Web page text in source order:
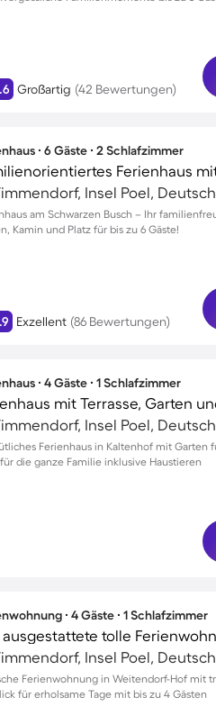
Großartig (42 Bewertungen)
∙ 6 Gäste ∙ 2 Schlafzimmer
Insel Poel,
am Schwarzen Busch – Ihr
Kamin und Platz für bis zu 6 Gäste!
Exzellent (86 Bewertungen)
∙ 4 Gäste ∙ 1 Schlafzimmer
Insel Poel,
Ferienhaus in Kaltenhof mit Garten
die ganze Familie inklusive Haustieren
∙ 4 Gäste ∙ 1 Schlafzimmer
Insel Poel,
Ferienwohnung in Weitendorf-Hof mit
für erholsame Tage mit bis zu 4 Gästen